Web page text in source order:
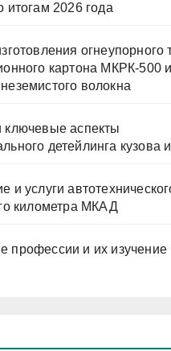
итогам 2026 года
огнеупорного
картона МКРК-500
волокна
аспекты
детейлинга кузова
и услуги
километра МКАД
профессии и их изучение